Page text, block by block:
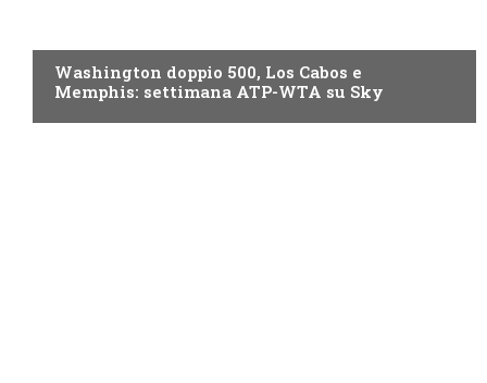
Washington doppio 500, Los Cabos e
Memphis: settimana ATP-WTA su Sky